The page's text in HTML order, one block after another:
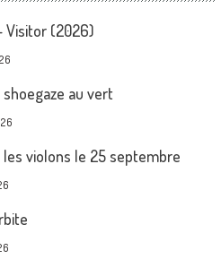
Visitor (2026)
shoegaze au vert
violons le 25 septembre